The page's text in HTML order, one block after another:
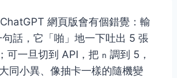
網頁版會有個錯覺：輸
話，它「啪」地一下吐出 5 張
可一旦切到 API，把 n 調到 5，
同小異、像抽卡一樣的隨機變